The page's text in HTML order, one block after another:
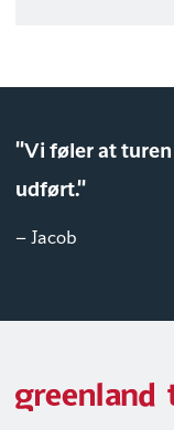
"Vi føler at turen
udført."
– Jacob